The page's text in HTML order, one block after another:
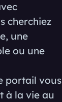
cherchiez
une
ou une
portail vous
à la vie au